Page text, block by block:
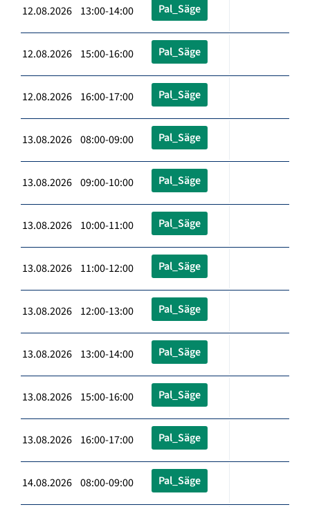
12.08.2026 13:00-14:00 Pal_Säge
12.08.2026 15:00-16:00 Pal_Säge
12.08.2026 16:00-17:00 Pal_Säge
13.08.2026 08:00-09:00 Pal_Säge
13.08.2026 09:00-10:00 Pal_Säge
13.08.2026 10:00-11:00 Pal_Säge
13.08.2026 11:00-12:00 Pal_Säge
13.08.2026 12:00-13:00 Pal_Säge
13.08.2026 13:00-14:00 Pal_Säge
13.08.2026 15:00-16:00 Pal_Säge
13.08.2026 16:00-17:00 Pal_Säge
14.08.2026 08:00-09:00 Pal_Säge